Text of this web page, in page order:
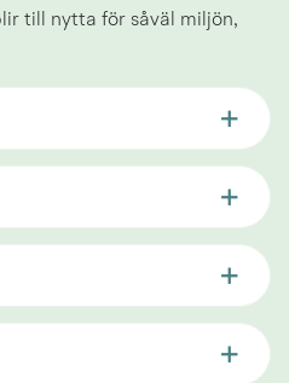
till nytta för såväl miljön,